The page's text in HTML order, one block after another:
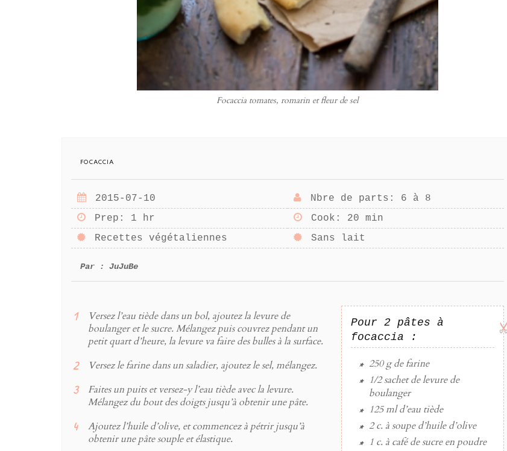
Focaccia tomates, romarin et fleur de sel
focaccia
2015-07-10 Nbre de parts : 6 à 8
Prep : 1 hr Cook : 20 min
Recettes végétaliennes
Sans lait
Par : JuJuBe
Pour 2 pâtes à
focaccia :
250 gdefarine
1/2sachet de levure de
boulanger
125 mld’eau tiède
2 c. à souped’huile d’olive
1 c. à cafédesucre en poudre
Versez l’eau tiède dans un bol, ajoutez la levure de
boulanger et le sucre. Mélangez puis couvrez pendant un
petit quart d’heure, la levure va faire des bulles à la surface.
Versez le farine dans un saladier, ajoutez le sel, mélangez.
Faites un puits et versez-y l’eau tiède avec la levure.
Mélangez du bout des doigts jusqu’à obtenir une pâte.
Ajoutez l’huile d’olive, et commencez à pétrir jusqu’à
obtenir une pâte souple et élastique.